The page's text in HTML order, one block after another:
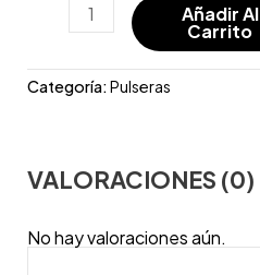
Añadir Al
Carrito
Categoría:Pulseras
VALORACIONES (0)
No hay valoraciones aún.